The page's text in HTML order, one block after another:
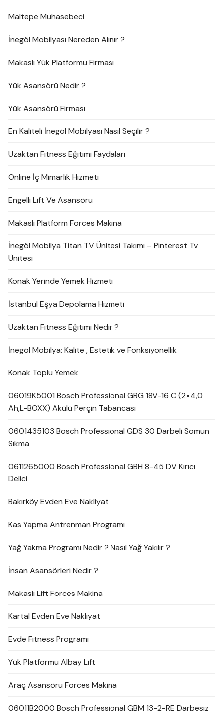
Maltepe Muhasebeci
İnegöl Mobilyası Nereden Alınır ?
Makaslı Yük Platformu Firması
Yük Asansörü Nedir ?
Yük Asansörü Firması
En Kaliteli İnegöl Mobilyası Nasıl Seçilir ?
Uzaktan Fitness Eğitimi Faydaları
Online İç Mimarlık Hizmeti
Engelli Lift Ve Asansörü
Makaslı Platform Forces Makina
İnegöl Mobilya Titan TV Ünitesi Takımı – Pinterest Tv
Ünitesi
Konak Yerinde Yemek Hizmeti
İstanbul Eşya Depolama Hizmeti
Uzaktan Fitness Eğitimi Nedir ?
İnegöl Mobilya: Kalite , Estetik ve Fonksiyonellik
Konak Toplu Yemek
06019K5001 Bosch Professional GRG 18V-16 C (2×4,0
Ah,L-BOXX) Akülü Perçin Tabancası
0601435103 Bosch Professional GDS 30 Darbeli Somun
Sıkma
0611265000 Bosch Professional GBH 8-45 DV Kırıcı
Delici
Bakırköy Evden Eve Nakliyat
Kas Yapma Antrenman Programı
Yağ Yakma Programı Nedir ? Nasıl Yağ Yakılır ?
İnsan Asansörleri Nedir ?
Makaslı Lift Forces Makina
Kartal Evden Eve Nakliyat
Evde Fitness Programı
Yük Platformu Albay Lift
Araç Asansörü Forces Makina
06011B2000 Bosch Professional GBM 13-2-RE Darbesiz